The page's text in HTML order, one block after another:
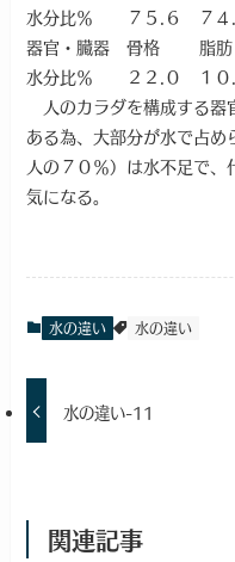
水分比％ ７５.６ ７
器官・臓器 骨格 脂
水分比％ ２２.０ １
人のカラダを構成する器
ある為、大部分が水で占
人の７０％）は水不足で
気になる。
水の違い 水の違い
水の違い-11
関連記事